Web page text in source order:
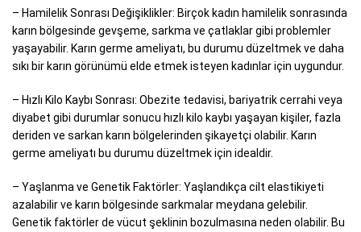
– Hamilelik Sonrası Değişiklikler: Birçok kadın hamilelik sonrasında
karın bölgesinde gevşeme, sarkma ve çatlaklar gibi problemler
yaşayabilir. Karın germe ameliyatı, bu durumu düzeltmek ve daha
sıkı bir karın görünümü elde etmek isteyen kadınlar için uygundur.
– Hızlı Kilo Kaybı Sonrası: Obezite tedavisi, bariyatrik cerrahi veya
diyabet gibi durumlar sonucu hızlı kilo kaybı yaşayan kişiler, fazla
deriden ve sarkan karın bölgelerinden şikayetçi olabilir. Karın
germe ameliyatı bu durumu düzeltmek için idealdir.
– Yaşlanma ve Genetik Faktörler: Yaşlandıkça cilt elastikiyeti
azalabilir ve karın bölgesinde sarkmalar meydana gelebilir.
Genetik faktörler de vücut şeklinin bozulmasına neden olabilir. Bu